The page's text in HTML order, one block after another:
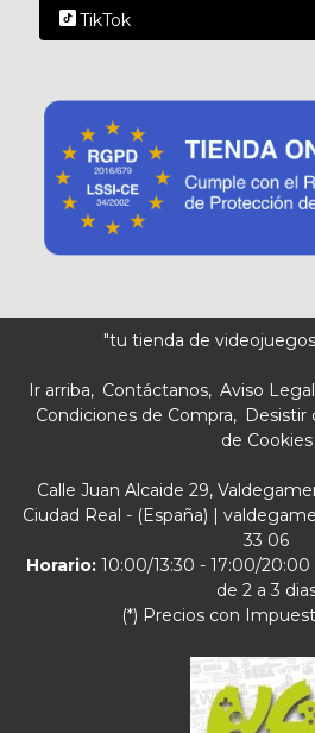
TikTok
"tu tienda de
Ir arriba Contáctanos Aviso Legal
Condiciones de Compra
Desistir
de Cookies
Calle Juan Alcaide 29,
Ciudad Real - (España) |
33 06
Horario: 10:00/13:30 - 17:00/20:00
de 2 a 3
(*) Precios con